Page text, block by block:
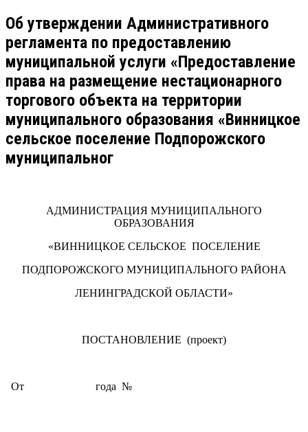
Об утверждении Административного
регламента по предоставлению
муниципальной услуги «Предоставление
права на размещение нестационарного
торгового объекта на территории
муниципального образования «Винницкое
сельское поселение Подпорожского
муниципальног
АДМИНИСТРАЦИЯ МУНИЦИПАЛЬНОГО
ОБРАЗОВАНИЯ
«ВИННИЦКОЕ СЕЛЬСКОЕ ПОСЕЛЕНИЕ
ПОДПОРОЖСКОГО МУНИЦИПАЛЬНОГО РАЙОНА
ЛЕНИНГРАДСКОЙ ОБЛАСТИ»
ПОСТАНОВЛЕНИЕ (проект)
От года №